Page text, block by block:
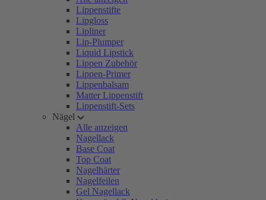
Lippenstifte
Lipgloss
Lipliner
Lip-Plumper
Liquid Lipstick
Lippen Zubehör
Lippen-Primer
Lippenbalsam
Matter Lippenstift
Lippenstift-Sets
Nägel
Alle anzeigen
Nagellack
Base Coat
Top Coat
Nagelhärter
Nagelfeilen
Gel Nagellack